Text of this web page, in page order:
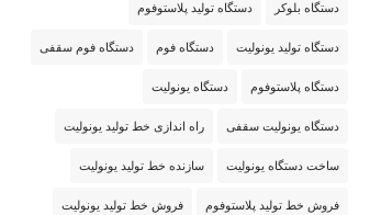
دستگاه بلوکر دستگاه تولید پلاستوفوم
دستگاه تولید یونولیت دستگاه فوم دستگاه فوم سقفی
دستگاه پلاستوفوم دستگاه یونولیت
دستگاه یونولیت سقفی راه اندازی خط تولید یونولیت
ساخت دستگاه یونولیت سازنده خط تولید یونولیت
فروش خط تولید پلاستوفوم فروش خط تولید یونولیت